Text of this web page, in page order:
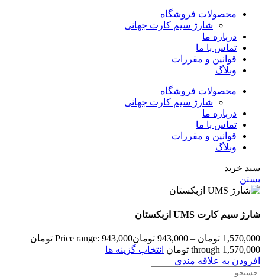
محصولات فروشگاه
شارژ سیم کارت جهانی
درباره ما
تماس با ما
قوانین و مقررات
وبلاگ
محصولات فروشگاه
شارژ سیم کارت جهانی
درباره ما
تماس با ما
قوانین و مقررات
وبلاگ
سبد خرید
بستن
شارژ سیم کارت UMS ازبکستان
1,570,000 تومان –
943,000 تومان
Price range: 943,000 تومان
through 1,570,000 تومان
انتخاب گزینه ها
افزودن به علاقه مندی